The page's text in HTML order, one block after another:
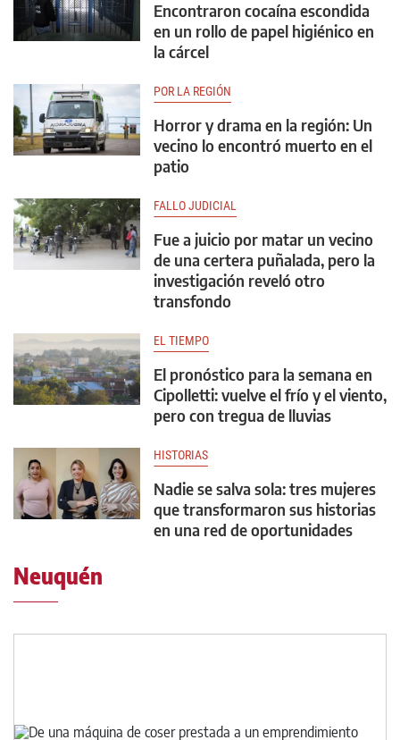
Encontraron cocaína escondida
en un rollo de papel higiénico en
la cárcel
POR LA REGIÓN
Horror y drama en la región: Un
vecino lo encontró muerto en el
patio
FALLO JUDICIAL
Fue a juicio por matar un vecino
de una certera puñalada, pero la
investigación reveló otro
transfondo
EL TIEMPO
El pronóstico para la semana en
Cipolletti: vuelve el frío y el viento,
pero con tregua de lluvias
HISTORIAS
Nadie se salva sola: tres mujeres
que transformaron sus historias
en una red de oportunidades
Neuquén